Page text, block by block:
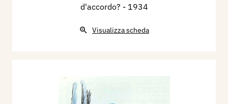
d'accordo? - 1934
Visualizza scheda